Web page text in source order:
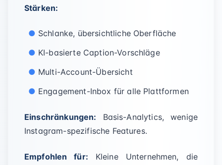
Stärken:
Schlanke, übersichtliche Oberfläche
KI-basierte Caption-Vorschläge
Multi-Account-Übersicht
Engagement-Inbox für alle Plattformen
Einschränkungen: Basis-Analytics, wenige
Instagram-spezifische Features.
Empfohlen für: Kleine Unternehmen, die